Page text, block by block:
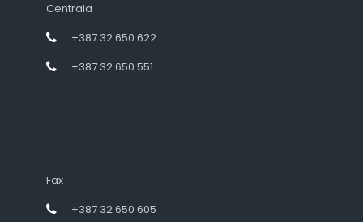
Centrala
+387 32 650 622
+387 32 650 551
Fax
+387 32 650 605